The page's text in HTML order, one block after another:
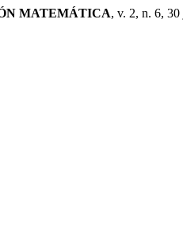
MATEMÁTICA, v. 2, n. 6,